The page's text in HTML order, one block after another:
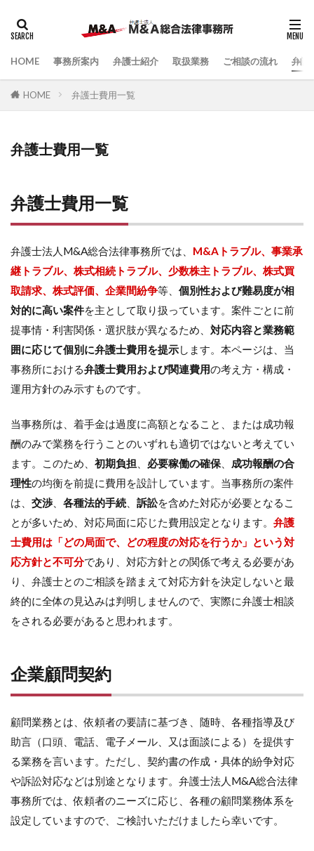
HOME 事務所案内 弁護士紹介 取扱業務 ご相談の流れ 弁護
HOME 弁護士費用一覧
弁護士費用一覧
弁護士費用一覧
弁護士法人M&A総合法律事務所では、 M&Aトラブル、事業承
継トラブル、株式相続トラブル、少数株主トラブル、株式買
取請求、株式評価、企業間紛争等、 個別性および難易度が相
対的に高い案件を主として取り扱っています。案件ごとに前
提事情・利害関係・選択肢が異なるため、 対応内容と業務範
囲に応じて個別に弁護士費用を提示します。本ページは、当
事務所における弁護士費用および関連費用の考え方・構成・
運用方針のみ示すものです。
当事務所は、着手金は過度に高額となること、または成功報
酬のみで業務を行うことのいずれも適切ではないと考えてい
ます。このため、 初期負担 必要稼働の確保
成功報酬の合
理性の均衡を前提に費用を設計しています。当事務所の案件
は、 交渉、 各種法的手続 訴訟を含めた対応が必要となるこ
とが多いため、対応局面に応じた費用設定となります。 弁護
士費用は「どの局面で、どの程度の対応を行うか」という対
応方針と不可分であり、対応方針との関係で考える必要があ
り、弁護士とのご相談を踏まえて対応方針を決定しないと最
終的に全体の見込みは判明しませんので、実際に弁護士相談
をされる必要があると思われます。
企業顧問契約
顧問業務とは、依頼者の要請に基づき、随時、各種指導及び
助言（口頭、電話、電子メール、又は面談による）を提供す
る業務を言います。ただし、契約書の作成・具体的紛争対応
や訴訟対応などは別途となります。弁護士法人M&A総合法律
事務所では、依頼者のニーズに応じ、各種の顧問業務体系を
設定していますので、ご検討いただけましたら幸いです。